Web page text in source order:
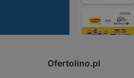
Ofertolino.pl